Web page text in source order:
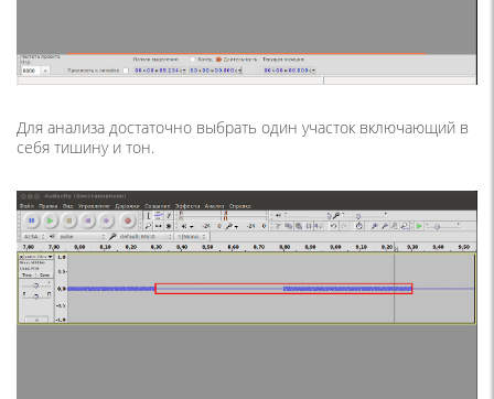
Для анализа достаточно выбрать один участок включающий в
себя тишину и тон.